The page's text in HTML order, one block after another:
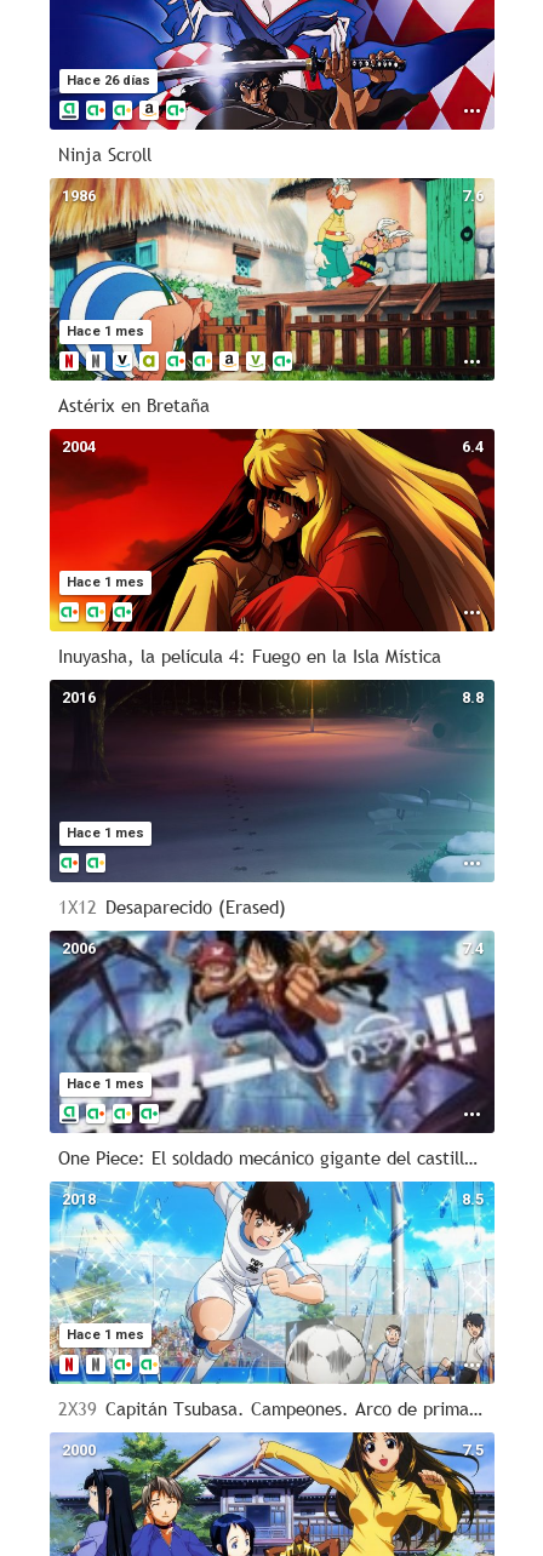
Hace 26 días
Ninja Scroll
7.6
Hace 1 mes
1986
Astérix en Bretaña
6.4
Hace 1 mes
2004
Inuyasha, la película 4: Fuego en la Isla Mística
8.8
Hace 1 mes
2016
1X12 Desaparecido (Erased)
7.4
Hace 1 mes
2006
One Piece: El soldado mecánico gigante del castillo Karakuri
8.5
Hace 1 mes
2018
2X39 Capitán Tsubasa. Campeones. Arco de primaria
7.5
2000